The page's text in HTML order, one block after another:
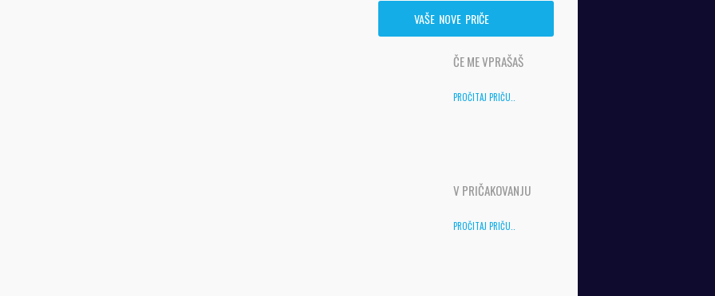
VAŠE NOVE PRIČE
ČE ME VPRAŠAŠ
PROČITAJ PRIČU..
V PRIČAKOVANJU
PROČITAJ PRIČU..